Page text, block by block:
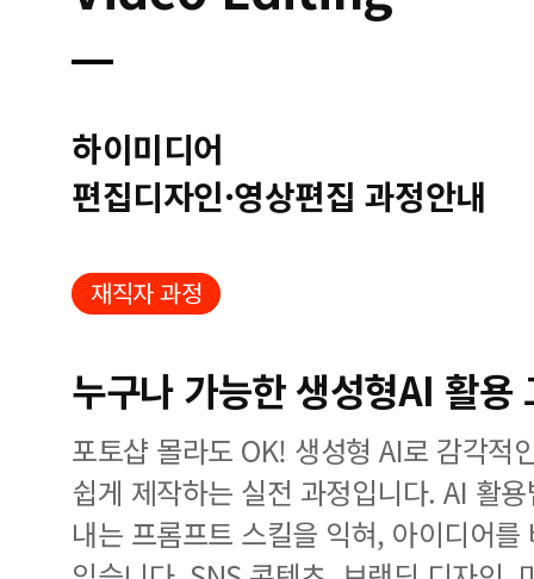
하이미디어
편집디자인·영상편집 과정안내
재직자 과정
누구나 가능한 생성형AI 활용
포토샵 몰라도 OK! 생성형 AI로 감각적
쉽게 제작하는 실전 과정입니다. AI 활
내는 프롬프트 스킬을 익혀, 아이디어